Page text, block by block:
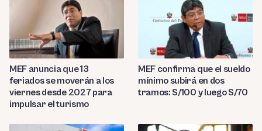
MEF anuncia que 13
feriados se moverán a los
viernes desde 2027 para
impulsar el turismo
MEF confirma que el sueldo
mínimo subirá en dos
tramos: S/100 y luego S/70